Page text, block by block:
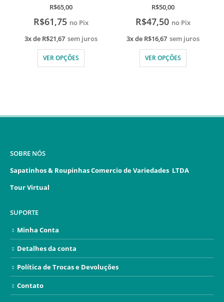
de 5
R$65,00
R$61,75 no Pix
3x de R$21,67 sem juros
VER OPÇÕES
de 5
R$50,00
R$47,50 no Pix
3x de R$16,67 sem juros
VER OPÇÕES
SOBRE NÓS
Sapatinhos & Roupinhas Comercio de Variedades LTDA
Tour Virtual
SUPORTE
Minha Conta
Detalhes da conta
Política de Trocas e Devoluções
Contato